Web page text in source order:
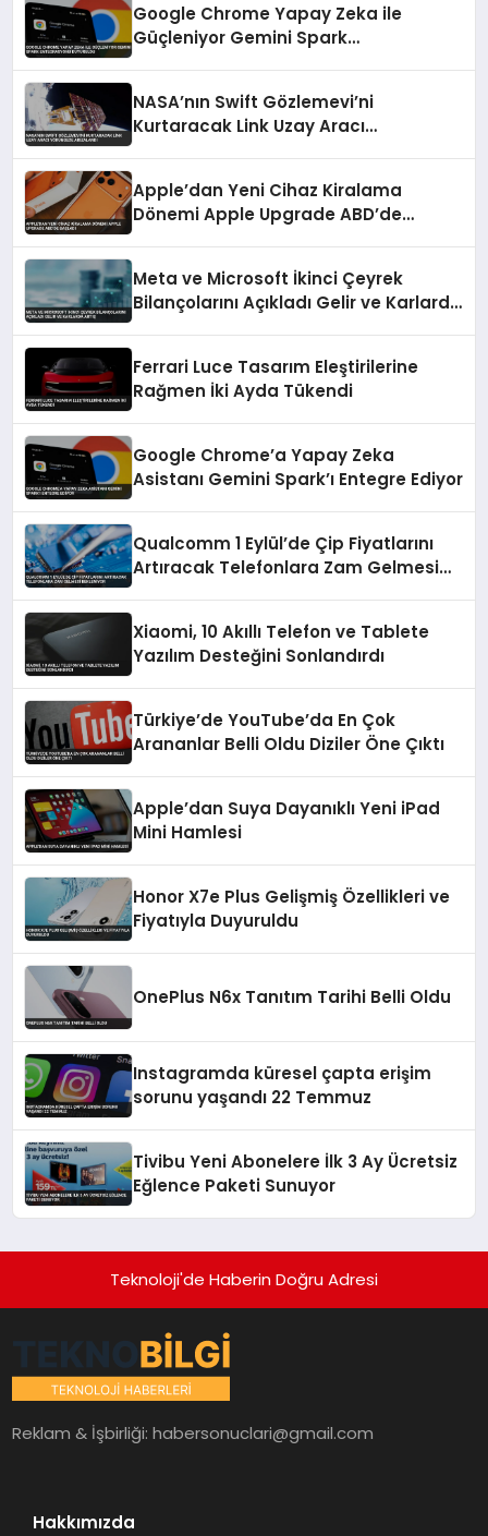
Google Chrome Yapay Zeka ile
Güçleniyor Gemini Spark
NASA’nın Swift Gözlemevi’ni
Kurtaracak Link Uzay Aracı
Apple’dan Yeni Cihaz Kiralama
Dönemi Apple Upgrade ABD’de
Meta ve Microsoft İkinci Çeyrek
Bilançolarını Açıkladı Gelir ve Karlarda
Ferrari Luce Tasarım Eleştirilerine
Rağmen İki Ayda Tükendi
Google Chrome’a Yapay Zeka
Asistanı Gemini Spark’ı Entegre Ediyor
Qualcomm 1 Eylül’de Çip Fiyatlarını
Artıracak Telefonlara Zam Gelmesi
Xiaomi, 10 Akıllı Telefon ve Tablete
Yazılım Desteğini Sonlandırdı
Türkiye’de YouTube’da En Çok
Arananlar Belli Oldu Diziler Öne Çıktı
Apple’dan Suya Dayanıklı Yeni iPad
Mini Hamlesi
Honor X7e Plus Gelişmiş Özellikleri ve
Fiyatıyla Duyuruldu
OnePlus N6x Tanıtım Tarihi Belli Oldu
Instagramda küresel çapta erişim
sorunu yaşandı 22 Temmuz
Tivibu Yeni Abonelere İlk 3 Ay Ücretsiz
Eğlence Paketi Sunuyor
Teknoloji'de Haberin Doğru Adresi
Reklam & İşbirliği:habersonuclari@gmail.com
Hakkımızda